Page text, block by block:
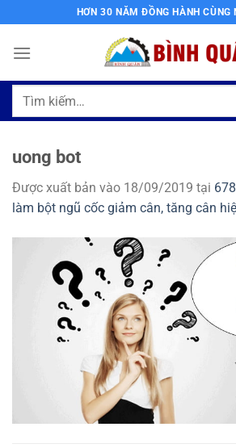
qua
nội
HƠN 30 NĂM ĐỒNG HÀNH CÙNG
Tìm
uong bot
Được xuất bản vào 18/09/2019 tại
làm bột ngũ cốc giảm cân, tăng cân